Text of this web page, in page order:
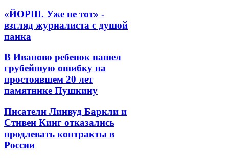
«ЙОРШ. Уже не тот» -
взгляд журналиста с душой
панка
В Иваново ребенок нашел
грубейшую ошибку на
простоявшем 20 лет
памятнике Пушкину
Писатели Линвуд Баркли и
Стивен Кинг отказались
продлевать контракты в
России